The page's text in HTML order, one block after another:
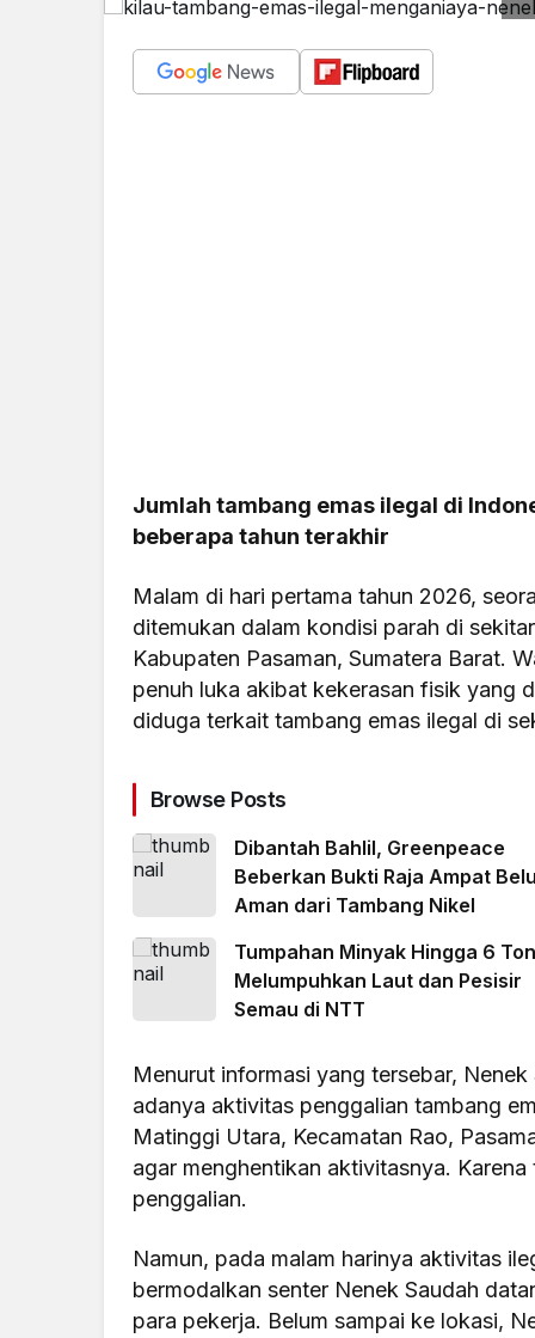
Jumlah tambang emas ilegal di
beberapa tahun terakhir
Malam di hari pertama tahun 2026,
ditemukan dalam kondisi parah di
Kabupaten Pasaman, Sumatera Barat.
penuh luka akibat kekerasan fisik yang
diduga terkait tambang emas ilegal di
Browse Posts
Dibantah Bahlil, Greenpeace
Beberkan Bukti Raja Ampat
Aman dari Tambang Nikel
Tumpahan Minyak Hingga 6 Ton
Melumpuhkan Laut dan Pesisir
Semau di NTT
Menurut informasi yang tersebar,
adanya aktivitas penggalian tambang
Matinggi Utara, Kecamatan Rao,
agar menghentikan aktivitasnya.
penggalian.
Namun, pada malam harinya aktivitas
bermodalkan senter Nenek Saudah
para pekerja. Belum sampai ke lokasi,